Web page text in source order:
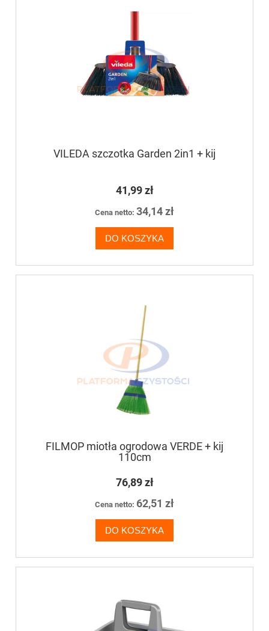
VILEDA szczotka Garden 2in1 + kij
41,99 zł
Cena netto: 34,14 zł
DO KOSZYKA
FILMOP miotła ogrodowa VERDE + kij
110cm
76,89 zł
Cena netto: 62,51 zł
DO KOSZYKA